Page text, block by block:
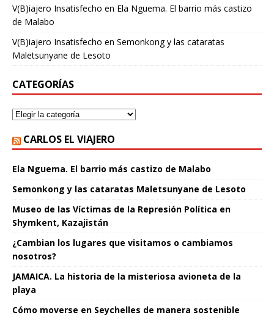
V(B)iajero Insatisfecho en Ela Nguema. El barrio más castizo
de Malabo
V(B)iajero Insatisfecho en Semonkong y las cataratas
Maletsunyane de Lesoto
CATEGORÍAS
CARLOS EL VIAJERO
Ela Nguema. El barrio más castizo de Malabo
Semonkong y las cataratas Maletsunyane de Lesoto
Museo de las Víctimas de la Represión Política en
Shymkent, Kazajistán
¿Cambian los lugares que visitamos o cambiamos
nosotros?
JAMAICA. La historia de la misteriosa avioneta de la
playa
Cómo moverse en Seychelles de manera sostenible